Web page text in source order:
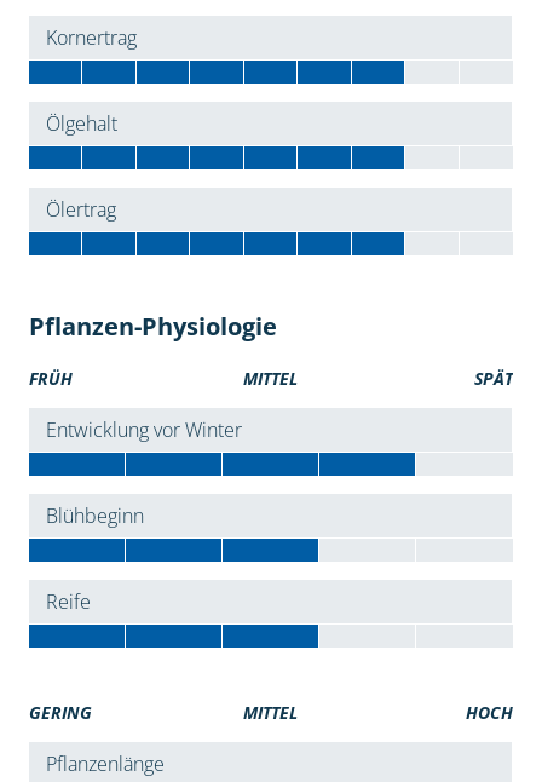
Kornertrag
Ölgehalt
Ölertrag
Pflanzen-Physiologie
FRÜH MITTEL SPÄT
Entwicklung vor Winter
Blühbeginn
Reife
GERING MITTEL HOCH
Pflanzenlänge